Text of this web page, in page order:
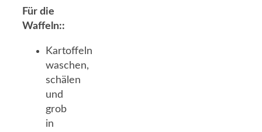
Für die
Waffeln::
Kartoffeln
waschen,
schälen
und
grob
in